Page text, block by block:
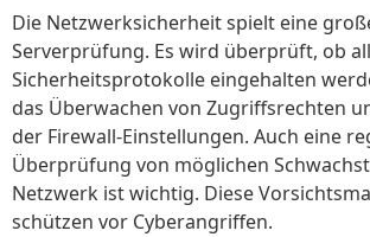
Die Netzwerksicherheit spielt eine
Serverprüfung. Es wird überprüft, ob
Sicherheitsprotokolle eingehalten
das Überwachen von Zugriffsrechten
der Firewall-Einstellungen. Auch eine
Überprüfung von möglichen
Netzwerk ist wichtig. Diese
schützen vor Cyberangriffen.